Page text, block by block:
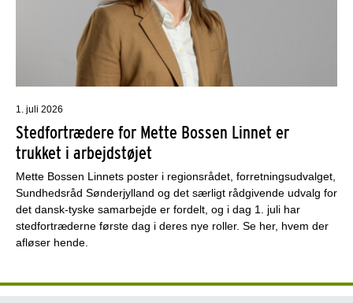
1. juli 2026
Stedfortrædere for Mette Bossen Linnet er
trukket i arbejdstøjet
Mette Bossen Linnets poster i regionsrådet, forretningsudvalget,
Sundhedsråd Sønderjylland og det særligt rådgivende udvalg for
det dansk-tyske samarbejde er fordelt, og i dag 1. juli har
stedfortræderne første dag i deres nye roller. Se her, hvem der
afløser hende.